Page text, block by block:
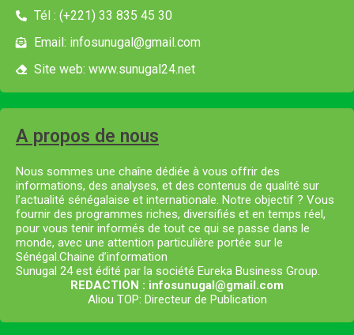
Tél : (+221) 33 835 45 30
Email: infosunugal@gmail.com
Site web: www.sunugal24.net
A propos de nous
Nous sommes une chaîne dédiée à vous offrir des
informations, des analyses, et des contenus de qualité sur
l’actualité sénégalaise et internationale. Notre objectif ? Vous
fournir des programmes riches, diversifiés et en temps réel,
pour vous tenir informés de tout ce qui se passe dans le
monde, avec une attention particulière portée sur le
Sénégal.Chaine d’information
Sunugal 24 est édité par la société Eureka Business Group.
REDACTION : infosunugal@gmail.com
Aliou TOP: Directeur de Publication